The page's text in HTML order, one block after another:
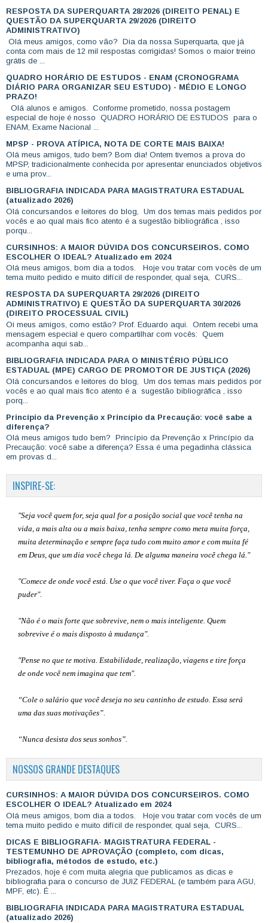
RESPOSTA DA SUPERQUARTA 28/2026 (DIREITO PENAL) E
QUESTÃO DA SUPERQUARTA 29/2026 (DIREITO
ADMINISTRATIVO)
Olá meus amigos, como vão? Dia da nossa Superquarta, que já
conta com mais de 12 mil respostas corrigidas! Somos o maior treino
grátis de ...
QUADRO HORÁRIO DE ESTUDOS - ENAM (CRONOGRAMA
DIÁRIO PARA ORGANIZAR SEU ESTUDO) - MÉDIO E LONGO
PRAZO!
Olá alunos e amigos. Conforme prometido, nossa postagem
especial de hoje é nosso QUADRO HORÁRIO DE ESTUDOS para o
ENAM, Exame Nacional ...
MPSP - PROVA ATÍPICA, NOTA DE CORTE MAIS BAIXA!
Olá meus amigos, tudo bem? Bom dia! Ontem tivemos a prova do
MPSP, tradicionalmente conhecida por apresentar enunciados objetivos
e uma prov...
BIBLIOGRAFIA INDICADA PARA MAGISTRATURA ESTADUAL
(atualizado 2026)
Olá concursandos e leitores do blog, Um dos temas mais pedidos por
vocês e ao qual mais fico atento é a sugestão bibliográfica , isso
porqu...
CURSINHOS: A MAIOR DÚVIDA DOS CONCURSEIROS. COMO
ESCOLHER O IDEAL? Atualizado em 2024
Olá meus amigos, bom dia a todos. Hoje vou tratar com vocês de um
tema muito pedido e muito difícil de responder, qual seja, CURS...
RESPOSTA DA SUPERQUARTA 29/2026 (DIREITO
ADMINISTRATIVO) E QUESTÃO DA SUPERQUARTA 30/2026
(DIREITO PROCESSUAL CIVIL)
Oi meus amigos, como estão? Prof. Eduardo aqui. Ontem recebi uma
mensagem especial e quero compartilhar com vocês: Quem
acompanha aqui sab...
BIBLIOGRAFIA INDICADA PARA O MINISTÉRIO PÚBLICO
ESTADUAL (MPE) CARGO DE PROMOTOR DE JUSTIÇA (2026)
Olá concursandos e leitores do blog, Um dos temas mais pedidos por
vocês e ao qual mais fico atento é a sugestão bibliográfica , isso
porq...
Princípio da Prevenção x Princípio da Precaução: você sabe a
diferença?
Olá meus amigos tudo bem? Princípio da Prevenção x Princípio da
Precaução: você sabe a diferença? Essa é uma pegadinha clássica
em provas d...
INSPIRE-SE:
"Seja você quem for, seja qual for a posição social que você tenha na
vida, a mais alta ou a mais baixa, tenha sempre como meta muita força,
muita determinação e sempre faça tudo com muito amor e com muita fé
em Deus, que um dia você chega lá. De alguma maneira você chega lá."
"Comece de onde você está. Use o que você tiver. Faça o que você
puder".
"Não é o mais forte que sobrevive, nem o mais inteligente. Quem
sobrevive é o mais disposto à mudança".
"Pense no que te motiva. Estabilidade, realização, viagens e tire força
de onde você nem imagina que tem".
“Cole o salário que você deseja no seu cantinho de estudo. Essa será
uma das suas motivações”.
“Nunca desista dos seus sonhos”.
NOSSOS GRANDE DESTAQUES
CURSINHOS: A MAIOR DÚVIDA DOS CONCURSEIROS. COMO
ESCOLHER O IDEAL? Atualizado em 2024
Olá meus amigos, bom dia a todos. Hoje vou tratar com vocês de um
tema muito pedido e muito difícil de responder, qual seja, CURS...
DICAS E BIBLIOGRAFIA- MAGISTRATURA FEDERAL -
TESTEMUNHO DE APROVAÇÃO (completo, com dicas,
bibliografia, métodos de estudo, etc.)
Prezados, hoje é com muita alegria que publicamos as dicas e
bibliografia para o concurso de JUIZ FEDERAL (e também para AGU,
MPF, etc). É ...
BIBLIOGRAFIA INDICADA PARA MAGISTRATURA ESTADUAL
(atualizado 2026)